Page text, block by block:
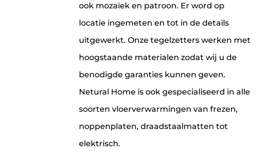
ook mozaïek en patroon. Er word op
locatie ingemeten en tot in de details
uitgewerkt. Onze tegelzetters werken met
hoogstaande materialen zodat wij u de
benodigde garanties kunnen geven.
Netural Home is ook gespecialiseerd in alle
soorten vloerverwarmingen van frezen,
noppenplaten, draadstaalmatten tot
elektrisch.